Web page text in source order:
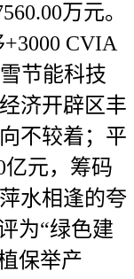
万元。
CVIA
节能科技
济开辟区丰
不较着；平
亿元，筹码
水相逢的夸
为“绿色建
保举产